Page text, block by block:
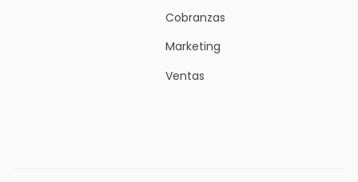
Cobranzas
Marketing
Ventas